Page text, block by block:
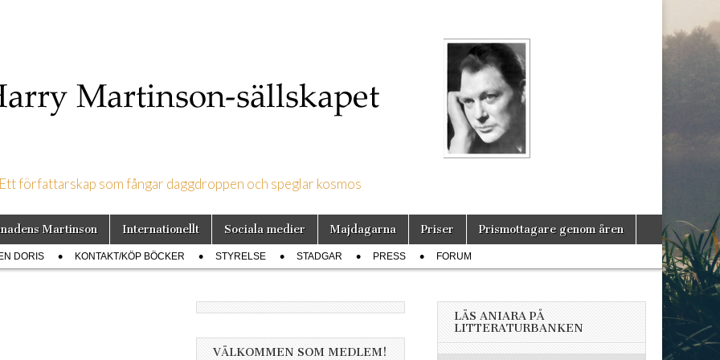
sällskapet
Ett författarskap som fångar daggdroppen och speglar kosmos
Martinson Internationellt Sociala medier Majdagarna Priser Prismottagare genom åren
DORIS KONTAKT/KÖP BÖCKER STYRELSE STADGAR PRESS FORUM
VÄLKOMMEN SOM MEDLEM!
LÄS ANIARA PÅ
LITTERATURBANKEN